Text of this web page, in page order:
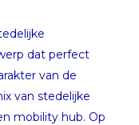
dat perfect
van de
van stedelijke
mobility hub. Op